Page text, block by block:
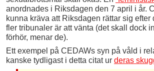
anordnades i Riksdagen den 7 april i år.
kunna kräva att Riksdagen rättar sig efter
fler tribunaler är att vänta (det skall dock
förhör, menar de).
Ett exempel på CEDAWs syn på våld i
kanske tydligast i detta citat ur deras